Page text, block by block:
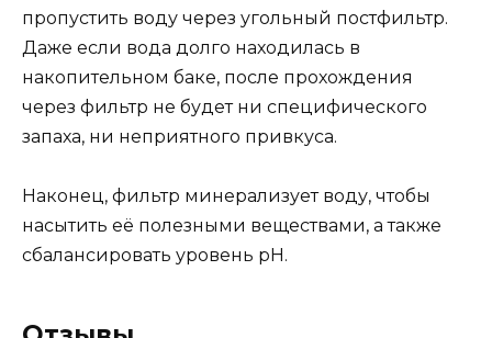
пропустить воду через угольный постфильтр.
Даже если вода долго находилась в
накопительном баке, после прохождения
через фильтр не будет ни специфического
запаха, ни неприятного привкуса.
Наконец, фильтр минерализует воду, чтобы
насытить её полезными веществами, а также
сбалансировать уровень pH.